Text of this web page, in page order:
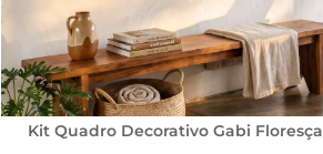
Kit Quadro Decorativo Gabi Floresça